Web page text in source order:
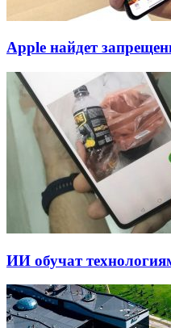
Apple найдет
ИИ обучат